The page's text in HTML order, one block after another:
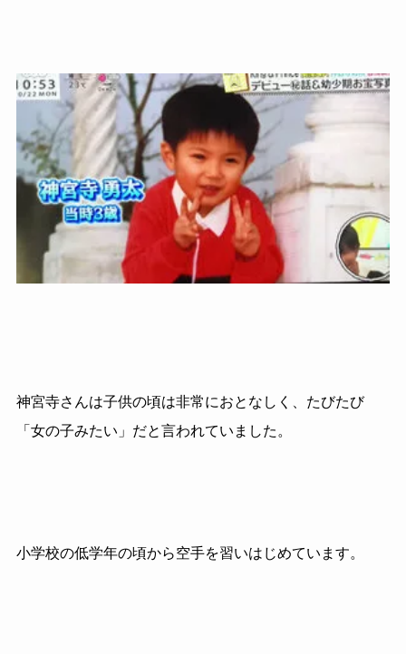
神宮寺さんは子供の頃は非常におとなしく、たびたび
「女の子みたい」だと言われていました。
小学校の低学年の頃から空手を習いはじめています。